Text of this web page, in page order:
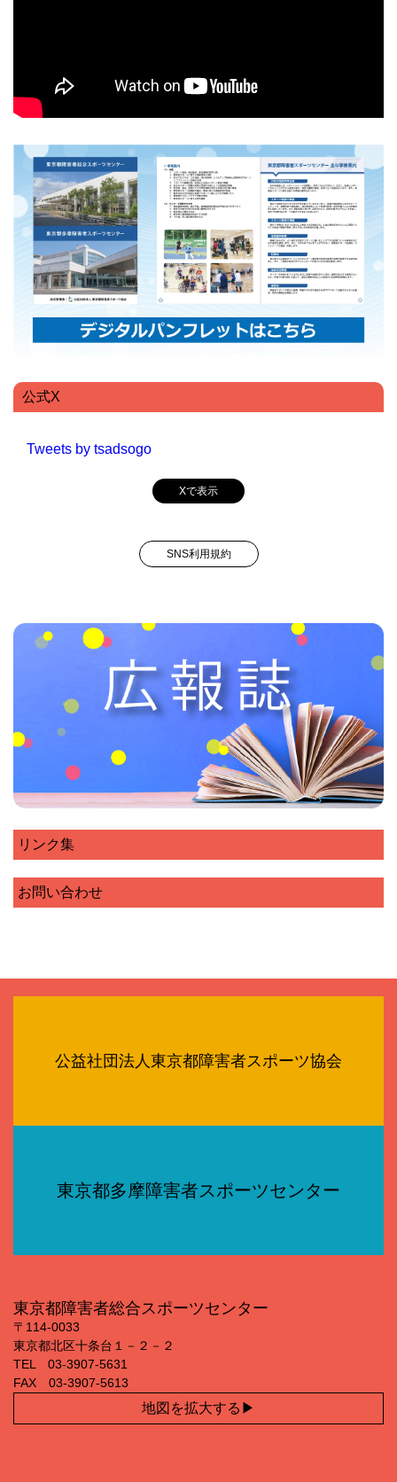
公式X
Tweets by tsadsogo
Xで表示
SNS利用規約
リンク集
お問い合わせ
公益社団法人東京都障害者スポーツ協会
東京都多摩障害者スポーツセンター
東京都障害者総合スポーツセンター
〒114‐0033
東京都北区十条台１－２－２
TEL 03‐3907‐5631
FAX 03‐3907‐5613
地図を拡大する